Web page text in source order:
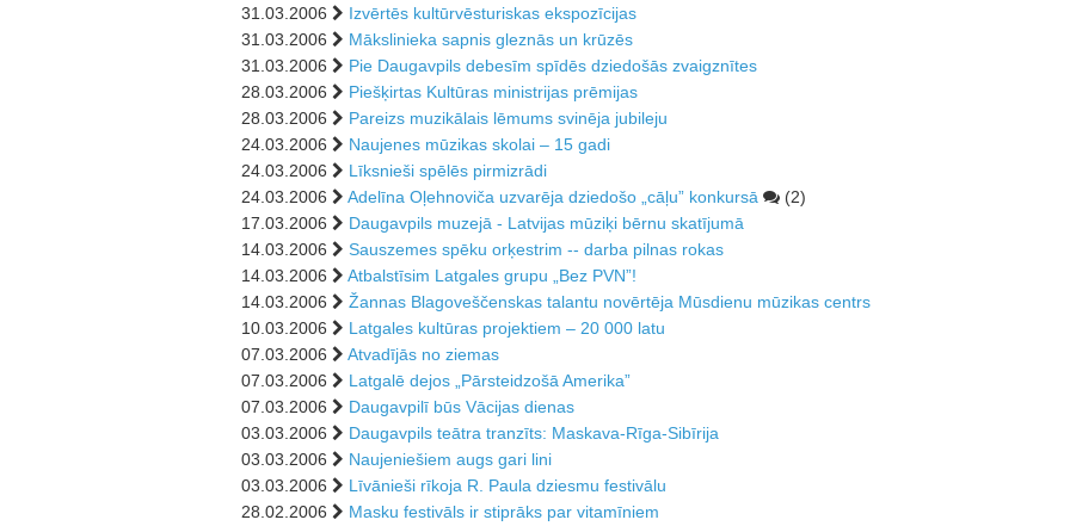
31.03.2006
Izvērtēs kultūrvēsturiskas ekspozīcijas
31.03.2006
Mākslinieka sapnis gleznās un krūzēs
31.03.2006
Pie Daugavpils debesīm spīdēs dziedošās zvaigznītes
28.03.2006
Piešķirtas Kultūras ministrijas prēmijas
28.03.2006
Pareizs muzikālais lēmums svinēja jubileju
24.03.2006
Naujenes mūzikas skolai – 15 gadi
24.03.2006
Līksnieši spēlēs pirmizrādi
24.03.2006
Adelīna Oļehnoviča uzvarēja dziedošo „cāļu” konkursā
(2)
17.03.2006
Daugavpils muzejā - Latvijas mūziķi bērnu skatījumā
14.03.2006
Sauszemes spēku orķestrim -- darba pilnas rokas
14.03.2006
Atbalstīsim Latgales grupu „Bez PVN”!
14.03.2006
Žannas Blagoveščenskas talantu novērtēja Mūsdienu mūzikas centrs
10.03.2006
Latgales kultūras projektiem – 20 000 latu
07.03.2006
Atvadījās no ziemas
07.03.2006
Latgalē dejos „Pārsteidzošā Amerika”
07.03.2006
Daugavpilī būs Vācijas dienas
03.03.2006
Daugavpils teātra tranzīts: Maskava-Rīga-Sibīrija
03.03.2006
Naujeniešiem augs gari lini
03.03.2006
Līvānieši rīkoja R. Paula dziesmu festivālu
28.02.2006
Masku festivāls ir stiprāks par vitamīniem